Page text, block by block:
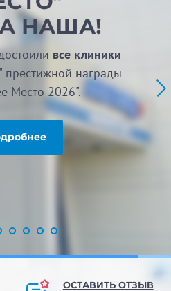
НАША!
все клиники
престижной награды
Место 2026".
ОСТАВИТЬ ОТЗЫВ